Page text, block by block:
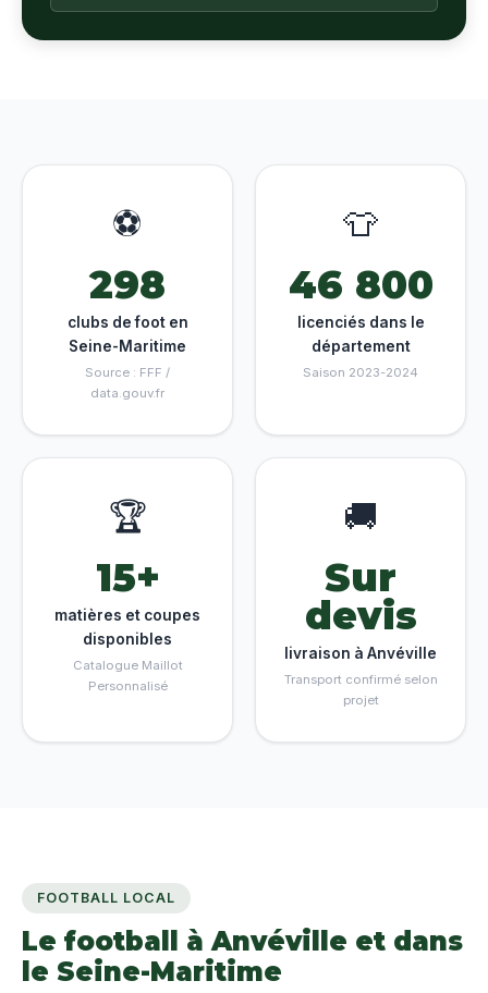
⚽
298
clubs de foot en
Seine-Maritime
Source : FFF /
data.gouv.fr
👕
46 800
licenciés dans le
département
Saison 2023-2024
🏆
15+
matières et coupes
disponibles
Catalogue Maillot
Personnalisé
🚚
Sur
devis
livraison à Anvéville
Transport confirmé selon
projet
FOOTBALL LOCAL
Le football à Anvéville et dans
le Seine-Maritime